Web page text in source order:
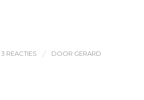
3 REACTIES / DOOR GERARD